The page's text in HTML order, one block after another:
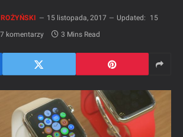
15 listopada, 2017 Updated:
15
7 komentarzy 3 Mins Read